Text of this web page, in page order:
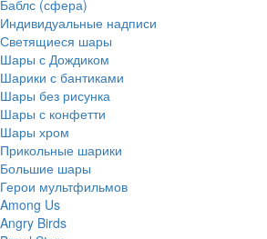
Баблс (сфера)
Индивидуальные надписи
Светящиеся шары
Шары с Дождиком
Шарики с бантиками
Шары без рисунка
Шары с конфетти
Шары хром
Прикольные шарики
Большие шары
Герои мультфильмов
Among Us
Angry Birds